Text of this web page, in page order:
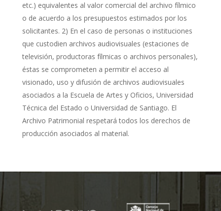
etc.) equivalentes al valor comercial del archivo fílmico
o de acuerdo a los presupuestos estimados por los
solicitantes. 2) En el caso de personas o instituciones
que custodien archivos audiovisuales (estaciones de
televisión, productoras fílmicas o archivos personales),
éstas se comprometen a permitir el acceso al
visionado, uso y difusión de archivos audiovisuales
asociados a la Escuela de Artes y Oficios, Universidad
Técnica del Estado o Universidad de Santiago. El
Archivo Patrimonial respetará todos los derechos de
producción asociados al material.